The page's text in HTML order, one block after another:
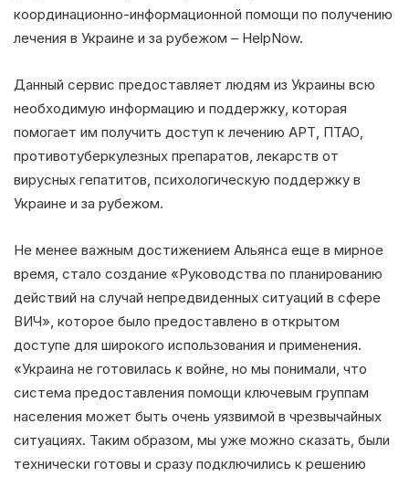
координационно-информационной помощи по получению
лечения в Украине и за рубежом – HelpNow.
Данный сервис предоставляет людям из Украины всю
необходимую информацию и поддержку, которая
помогает им получить доступ к лечению АРТ, ПТАО,
противотуберкулезных препаратов, лекарств от
вирусных гепатитов, психологическую поддержку в
Украине и за рубежом.
Не менее важным достижением Альянса еще в мирное
время, стало создание «Руководства по планированию
действий на случай непредвиденных ситуаций в сфере
ВИЧ», которое было предоставлено в открытом
доступе для широкого использования и применения.
«Украина не готовилась к войне, но мы понимали, что
система предоставления помощи ключевым группам
населения может быть очень уязвимой в чрезвычайных
ситуациях. Таким образом, мы уже можно сказать, были
технически готовы и сразу подключились к решению